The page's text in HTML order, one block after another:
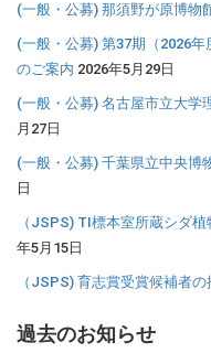
(一般・公募) 那須野が原博物
(一般・公募) 第37期（2026
のご案内 2026年5月29日
(一般・公募) 名古屋市立大
月27日
(一般・公募) 千葉県立中央
日
（JSPS) TI標本室所蔵シダ
年5月15日
（JSPS) 育志賞受賞候補者
過去のお知らせ